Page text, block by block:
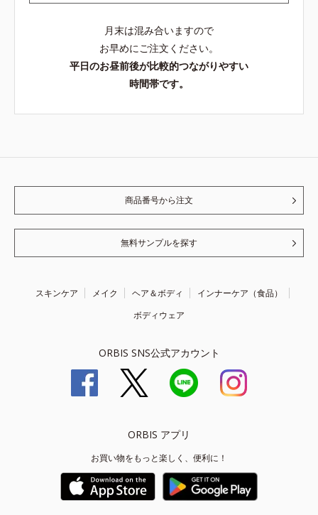
月末は混み合いますので
お早めにご注文ください。
平日のお昼前後が比較的つながりやすい
時間帯です。
商品番号から注文
無料サンプルを探す
スキンケア メイク ヘア＆ボディ
インナーケア（食品）
ボディウェア
ORBIS SNS公式アカウント
ORBIS アプリ
お買い物をもっと楽しく、便利に！